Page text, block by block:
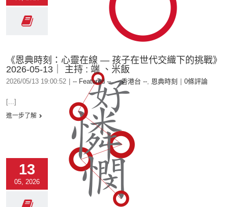
《恩典時刻：心靈在線 — 孩子在世代交織下的挑戰》
2026-05-13｜ 主持 : 端 、米飯
2026/05/13 19:00:52 -- Featured --,-- 香港台 --, 恩典時刻 0條評論
[...]
進一步了解
13
05, 2026